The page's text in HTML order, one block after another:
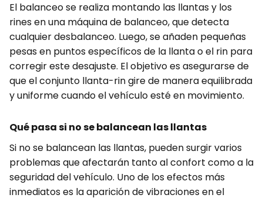
El balanceo se realiza montando las llantas y los
rines en una máquina de balanceo, que detecta
cualquier desbalanceo. Luego, se añaden pequeñas
pesas en puntos específicos de la llanta o el rin para
corregir este desajuste. El objetivo es asegurarse de
que el conjunto llanta-rin gire de manera equilibrada
y uniforme cuando el vehículo esté en movimiento.
Qué pasa si no se balancean las llantas
Si no se balancean las llantas, pueden surgir varios
problemas que afectarán tanto al confort como a la
seguridad del vehículo. Uno de los efectos más
inmediatos es la aparición de vibraciones en el